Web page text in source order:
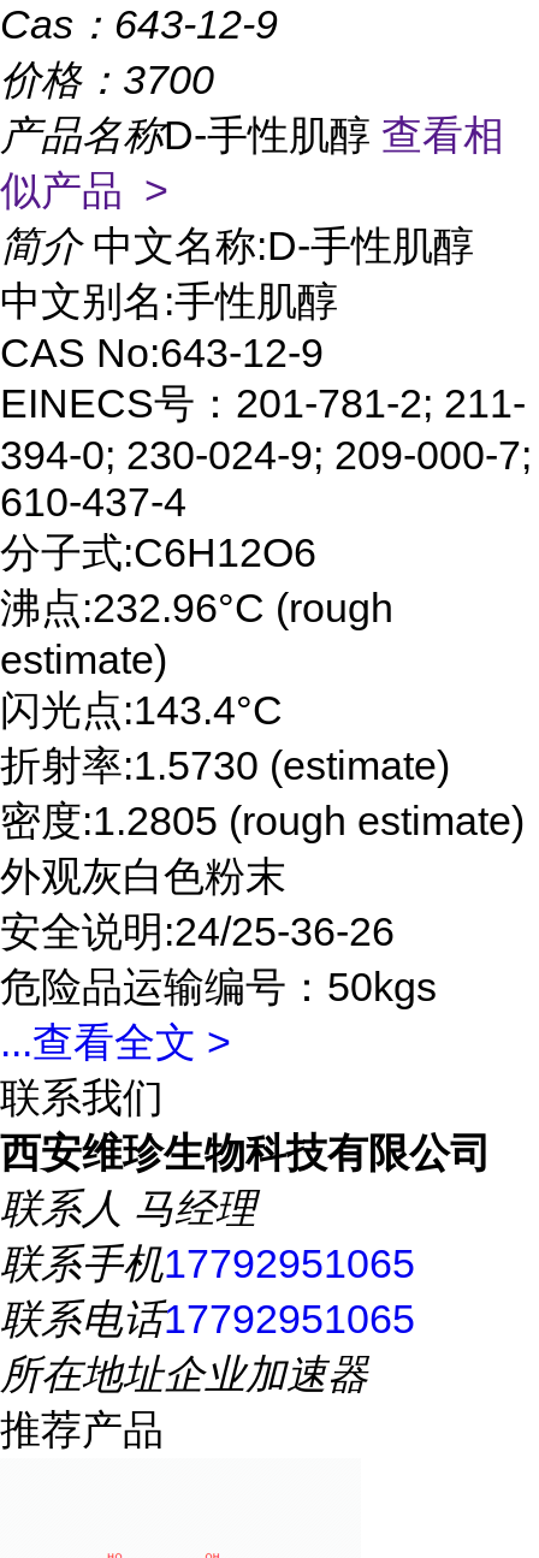
Cas： 643-12-9
价格： 3700
产品名称D-手性肌醇 查看相
似产品 >
简介 中文名称:D-手性肌醇
中文别名:手性肌醇
CAS No:643-12-9
EINECS号：201-781-2; 211-
394-0; 230-024-9; 209-000-7;
610-437-4
分子式:C6H12O6
沸点:232.96°C (rough
estimate)
闪光点:143.4°C
折射率:1.5730 (estimate)
密度:1.2805 (rough estimate)
外观灰白色粉末
安全说明:24/25-36-26
危险品运输编号：50kgs
...查看全文 >
联系我们
西安维珍生物科技有限公司
联系人 马经理
联系手机17792951065
联系电话17792951065
所在地址企业加速器
推荐产品